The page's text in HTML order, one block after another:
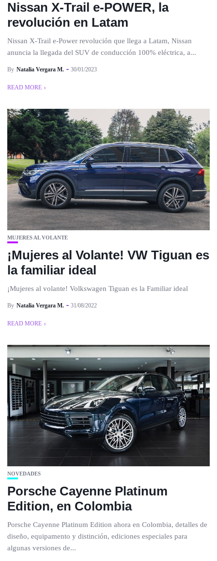
Nissan X-Trail e-POWER, la
revolución en Latam
Nissan X-Trail e-Power revolución que llega a Latam, Nissan
anuncia la llegada del SUV de conducción 100% eléctrica, a...
By Natalia Vergara M. 30/01/2023
READ MORE
MUJERES AL VOLANTE
¡Mujeres al Volante! VW Tiguan es
la familiar ideal
¡Mujeres al volante! Volkswagen Tiguan es la Familiar ideal
By Natalia Vergara M. 31/08/2022
READ MORE
NOVEDADES
Porsche Cayenne Platinum
Edition, en Colombia
Porsche Cayenne Platinum Edition ahora en Colombia, detalles de
diseño, equipamento y distinción, ediciones especiales para
algunas versiones de...